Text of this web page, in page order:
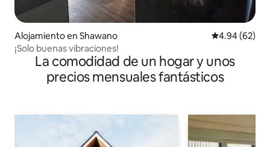
Alojamiento en Shawano Calificación
4.94 (62)
¡Solo buenas vibraciones!
La comodidad de un hogar y unos
precios mensuales fantásticos